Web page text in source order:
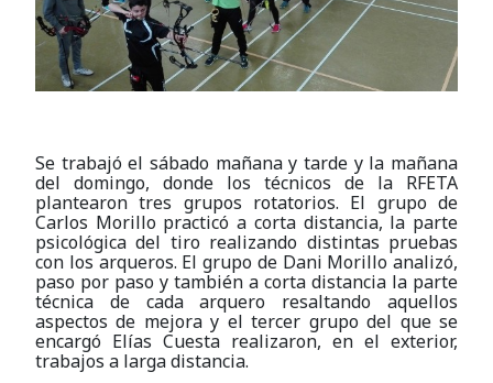
Se trabajó el sábado mañana y tarde y la mañana
del domingo, donde los técnicos de la RFETA
plantearon tres grupos rotatorios. El grupo de
Carlos Morillo practicó a corta distancia, la parte
psicológica del tiro realizando distintas pruebas
con los arqueros. El grupo de Dani Morillo analizó,
paso por paso y también a corta distancia la parte
técnica de cada arquero resaltando aquellos
aspectos de mejora y el tercer grupo del que se
encargó Elías Cuesta realizaron, en el exterior,
trabajos a larga distancia.